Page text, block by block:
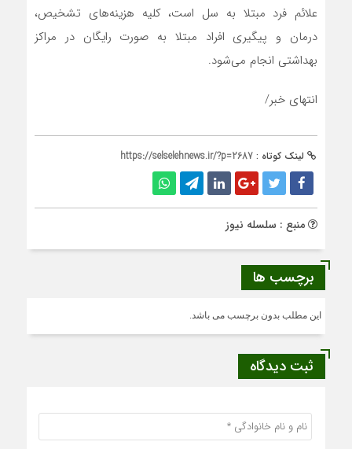
علائم فرد مبتلا به سل است، کلیه هزینه‌های تشخیص،
درمان و پیگیری افراد مبتلا به صورت رایگان در مراکز
بهداشتی انجام می‌شود.
انتهای خبر/
لینک کوتاه : https://selselehnews.ir/?p=2687
منبع : سلسله نیوز
برچسب ها
این مطلب بدون برچسب می باشد.
ثبت دیدگاه